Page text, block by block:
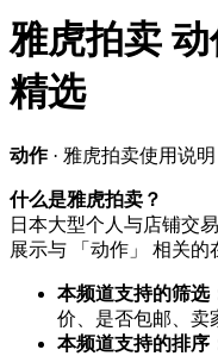
雅虎拍卖 动
精选
动作· 雅虎拍卖使用说明
什么是雅虎拍卖？
日本大型个人与店铺交
展示与 「动作」 相关的
本频道支持的筛选
价、是否包邮、卖
本频道支持的排序